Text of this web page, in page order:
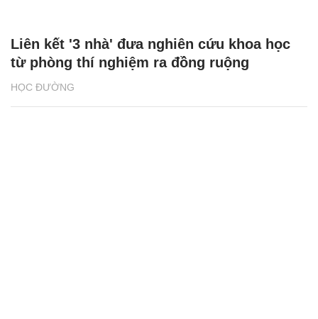
HỌC ĐƯỜNG
Liên kết '3 nhà' đưa nghiên cứu khoa học
từ phòng thí nghiệm ra đồng ruộng